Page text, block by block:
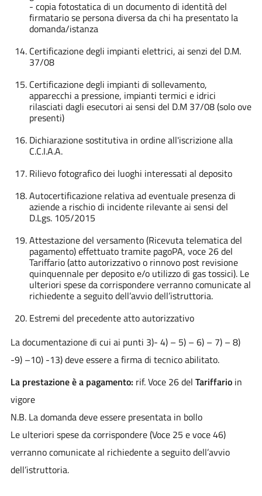
- copia fotostatica di un documento di identità del
firmatario se persona diversa da chi ha presentato la
domanda/istanza
Certificazione degli impianti elettrici, ai senzi del D.M.
37/08
Certificazione degli impianti di sollevamento,
apparecchi a pressione, impianti termici e idrici
rilasciati dagli esecutori ai sensi del D.M 37/08 (solo ove
presenti)
Dichiarazione sostitutiva in ordine all'iscrizione alla
C.C.I.A.A.
Rilievo fotografico dei luoghi interessati al deposito
Autocertificazione relativa ad eventuale presenza di
aziende a rischio di incidente rilevante ai sensi del
D.Lgs. 105/2015
Attestazione del versamento (Ricevuta telematica del
pagamento) effettuato tramite pagoPA, voce 26 del
Tariffario (atto autorizzativo o rinnovo post revisione
quinquennale per deposito e/o utilizzo di gas tossici). Le
ulteriori spese da corrispondere verranno comunicate al
richiedente a seguito dell’avvio dell’istruttoria.
Estremi del precedente atto autorizzativo
La documentazione di cui ai punti 3)- 4) – 5) – 6) – 7) – 8)
-9) –10) -13) deve essere a firma di tecnico abilitato.
La prestazione è a pagamento: rif. Voce 26 del Tariffario in
vigore
N.B. La domanda deve essere presentata in bollo
Le ulteriori spese da corrispondere (Voce 25 e voce 46)
verranno comunicate al richiedente a seguito dell’avvio
dell’istruttoria.